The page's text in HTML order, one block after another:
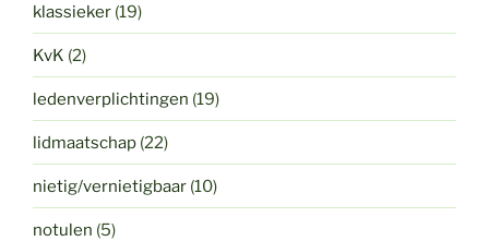
klassieker (19)
KvK (2)
ledenverplichtingen (19)
lidmaatschap (22)
nietig/vernietigbaar (10)
notulen (5)